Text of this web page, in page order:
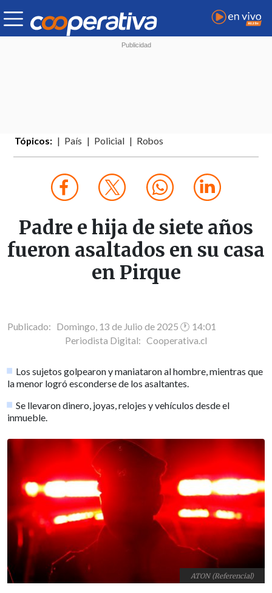
Tópicos: País Policial Robos
Padre e hija de siete años
fueron asaltados en su casa
en Pirque
Publicado: Domingo, 13 de Julio de 2025 🕐 14:01
Periodista Digital: Cooperativa.cl
Los sujetos golpearon y maniataron al hombre, mientras que
la menor logró esconderse de los asaltantes.
Se llevaron dinero, joyas, relojes y vehículos desde el
inmueble.
ATON (Referencial)